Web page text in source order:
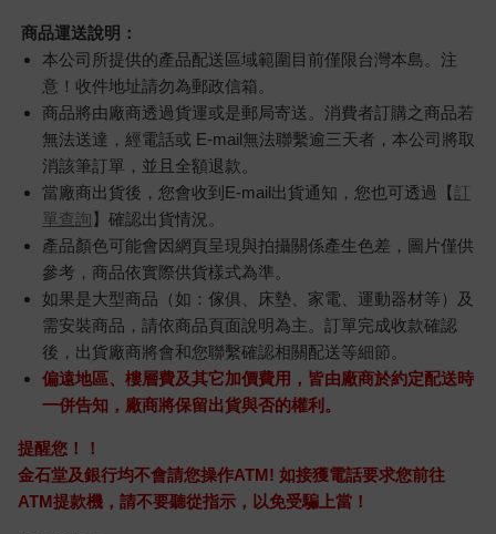
商品運送說明：
本公司所提供的產品配送區域範圍目前僅限台灣本島。注
意！收件地址請勿為郵政信箱。
商品將由廠商透過貨運或是郵局寄送。消費者訂購之商品若
無法送達，經電話或 E-mail無法聯繫逾三天者，本公司將取
消該筆訂單，並且全額退款。
當廠商出貨後，您會收到E-mail出貨通知，您也可透過【訂
單查詢】確認出貨情況。
產品顏色可能會因網頁呈現與拍攝關係產生色差，圖片僅供
參考，商品依實際供貨樣式為準。
如果是大型商品（如：傢俱、床墊、家電、運動器材等）及
需安裝商品，請依商品頁面說明為主。訂單完成收款確認
後，出貨廠商將會和您聯繫確認相關配送等細節。
偏遠地區、樓層費及其它加價費用，皆由廠商於約定配送時
一併告知，廠商將保留出貨與否的權利。
提醒您！！
金石堂及銀行均不會請您操作ATM! 如接獲電話要求您前往
ATM提款機，請不要聽從指示，以免受騙上當！